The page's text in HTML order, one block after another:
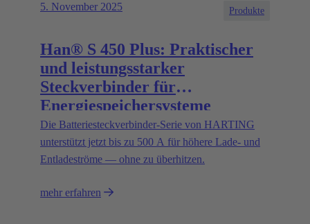
5. November 2025 Produkte
Han® S 450 Plus: Praktischer
und leistungsstarker
Steckverbinder für
Energiespeichersysteme
Die Batteriesteckverbinder-Serie von HARTING
unterstützt jetzt bis zu 500 A für höhere Lade- und
Entladeströme — ohne zu überhitzen.
mehr erfahren